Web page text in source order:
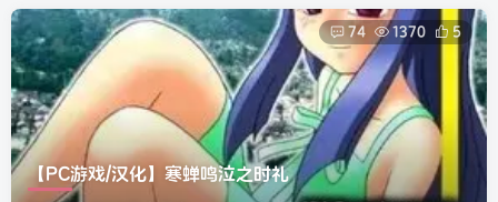
【PC游戏/汉化】寒蝉鸣泣之时礼
74 1370 5